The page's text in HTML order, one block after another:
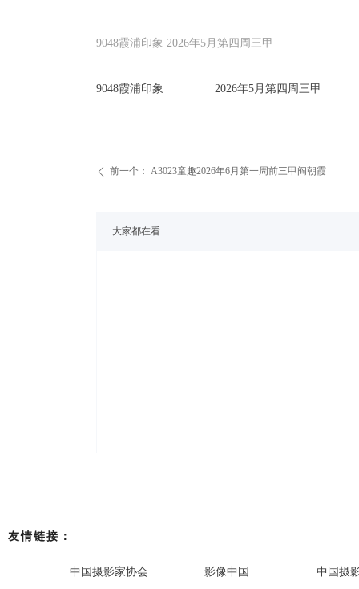
9048霞浦印象 2026年5月第四周三甲
大家都在看
ꄴ 前一个： A3023童趣2026年6月第一周前三甲阎朝霞
9048霞浦印象 2026年5月第四周三甲
友情链接：
中国摄影家协会 影像中国 中国摄